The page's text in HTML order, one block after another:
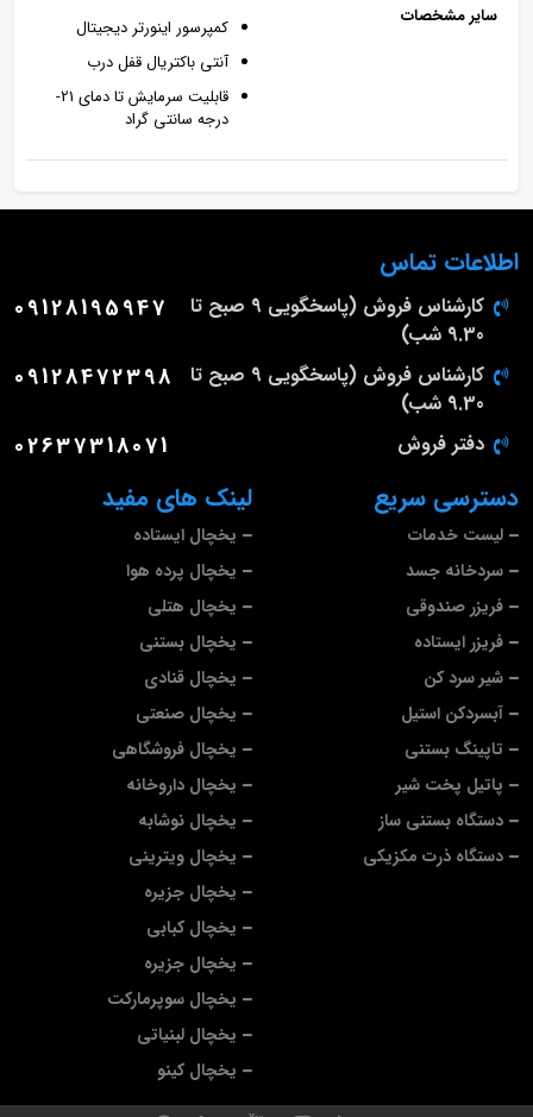
سایر مشخصات
کمپرسور اینورتر دیجیتال
آنتی باکتریال قفل درب
قابلیت سرمایش تا دمای 21-
درجه سانتی گراد
لینک های مفید
یخچال ایستاده
یخچال پرده هوا
یخچال هتلی
یخچال بستنی
یخچال قنادی
یخچال صنعتی
یخچال فروشگاهی
یخچال داروخانه
یخچال نوشابه
یخچال ویترینی
یخچال جزیره
یخچال کبابی
یخچال جزیره
یخچال سوپرمارکت
یخچال لبنیاتی
یخچال کینو
دسترسی سریع
لیست خدمات
سردخانه جسد
فریزر صندوقی
فریزر ایستاده
شیر سرد کن
آبسردکن استیل
تاپینگ بستنی
پاتیل پخت شیر
دستگاه بستنی ساز
دستگاه ذرت مکزیکی
اطلاعات تماس
کارشناس فروش (پاسخگویی 9 صبح تا
9.30 شب)
09128195947
کارشناس فروش (پاسخگویی 9 صبح تا
9.30 شب)
09128472398
دفتر فروش 02637318071